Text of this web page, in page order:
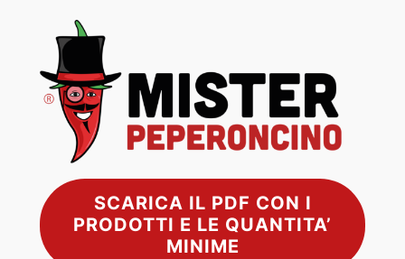
SCARICA IL PDF CON I
PRODOTTI E LE QUANTITA’
MINIME